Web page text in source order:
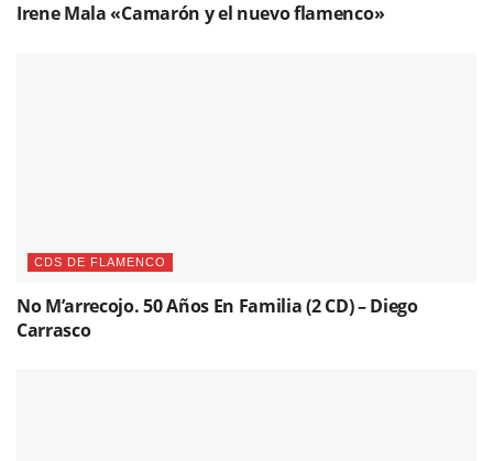
Irene Mala «Camarón y el nuevo flamenco»
CDS DE FLAMENCO
No M’arrecojo. 50 Años En Familia (2 CD) – Diego
Carrasco